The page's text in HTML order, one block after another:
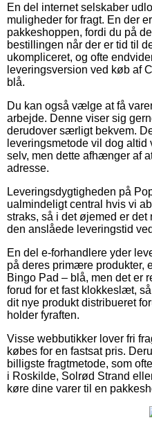
En del internet selskaber
muligheder for fragt. En der
pakkeshoppen, fordi du på
bestillingen når der er tid til
ukompliceret, og ofte
leveringsversion ved køb af
blå.
Du kan også vælge at få
arbejde. Denne viser sig
derudover særligt bekvem.
leveringsmetode vil dog
selv, men dette afhænger af
adresse.
Leveringsdygtigheden på
ualmindeligt central hvis vi
straks, så i det øjemed er
den anslåede leveringstid
En del e-forhandlere yder
på deres primære produkter,
Bingo Pad – blå, men det er
forud for et fast klokkeslæt,
dit nye produkt distribueret
holder fyraften.
Visse webbutikker lover fri
købes for en fastsat pris.
billigste fragtmetode, som
i Roskilde, Solrød Strand
køre dine varer til en